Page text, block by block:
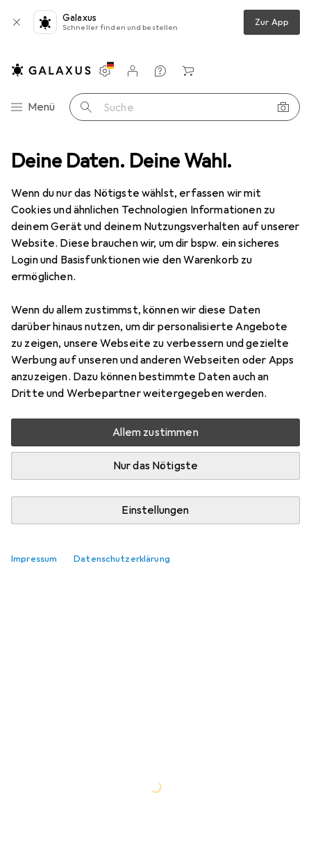
Deine Daten. Deine Wahl.
Wenn du nur das Nötigste wählst, erfassen wir mit
Cookies und ähnlichen Technologien Informationen zu
deinem Gerät und deinem Nutzungsverhalten auf unserer
Website. Diese brauchen wir, um dir bspw. ein sicheres
Login und Basisfunktionen wie den Warenkorb zu
ermöglichen.
Wenn du allem zustimmst, können wir diese Daten
darüber hinaus nutzen, um dir personalisierte Angebote
zu zeigen, unsere Webseite zu verbessern und gezielte
Werbung auf unseren und anderen Webseiten oder Apps
anzuzeigen. Dazu können bestimmte Daten auch an
Dritte und Werbepartner weitergegeben werden.
Allem zustimmen
Nur das Nötigste
Einstellungen
Impressum Datenschutzerklärung
Galaxus
Schneller finden und bestellen Zur App
Navigation nach Kategorien
Menü Suche
Einstellungen
Kundenkonto
Vergleichslisten
Merklisten
Warenkorb
Pingo
Kategorien anzeigen
Diese Marke gefällt mir
Mehr über Pingo erfahren